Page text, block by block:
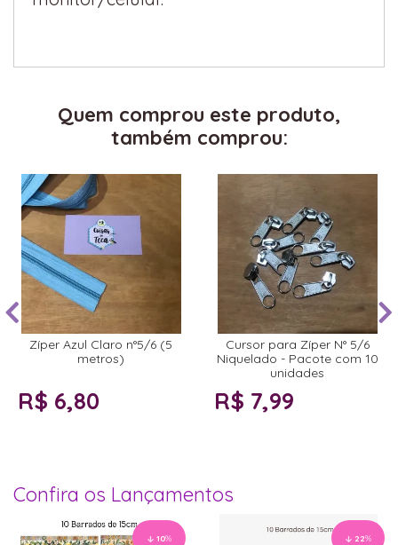
Quem comprou este produto,
também comprou:
Zíper Azul Claro n°5/6 (5
metros)
R$ 6,80
Cursor para Zíper N° 5/6
Niquelado - Pacote com 10
unidades
R$ 7,99
Confira os Lançamentos
10% 22%